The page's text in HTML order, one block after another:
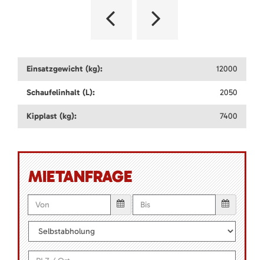
Einsatzgewicht (kg): 12000
Schaufelinhalt (L): 2050
Kipplast (kg): 7400
MIETANFRAGE